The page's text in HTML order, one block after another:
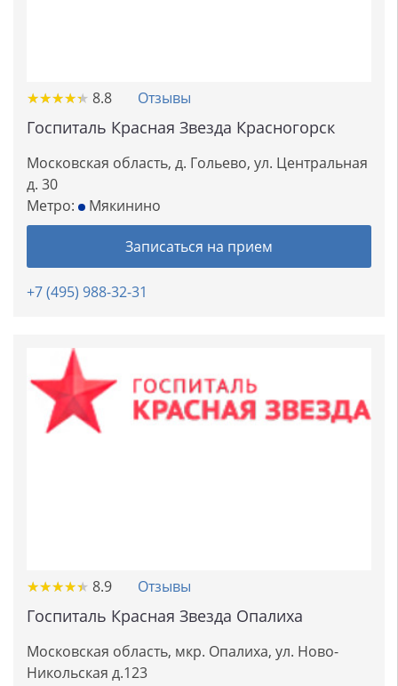
★★★★★
★★★★★ 8.8 Отзывы
Госпиталь Красная Звезда Красногорск
Московская область, д. Гольево, ул. Центральная
д. 30
Метро:
Мякинино
Записаться на прием
+7 (495) 988-32-31
★★★★★
★★★★★ 8.9 Отзывы
Госпиталь Красная Звезда Опалиха
Московская область, мкр. Опалиха, ул. Ново-
Никольская д.123